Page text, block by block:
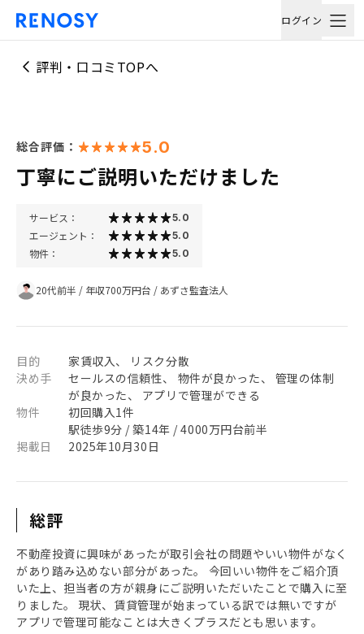
ログイン
評判・口コミTOPへ
総合評価： 5.0
丁寧にご説明いただけました
サービス： 5.0
エージェント： 5.0
物件： 5.0
20代前半 / 年収700万円台 / あずさ監査法人
目的
家賃収入、 リスク分散
決め手
セールスの信頼性、 物件が良かった、 管理の体制
が良かった、 アプリで管理ができる
物件
初回購入1件
駅徒歩9分 / 築14年 / 4000万円台前半
掲載日
2025年10月30日
総評
不動産投資に興味があったが取引会社の問題やいい物件がなく
があり踏み込めない部分があった。 今回いい物件をご紹介頂
いた上、担当者の方が親身にご説明いただいたことで購入に至
りました。 現状、賃貸管理が始まっている訳では無いですが
アプリで管理可能なことは大きくプラスだとも思います。